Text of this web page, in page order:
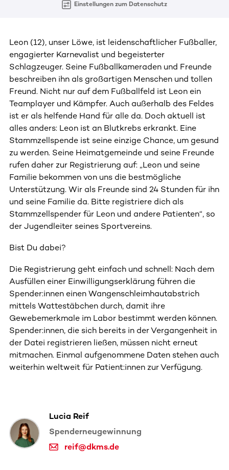
Einstellungen zum Datenschutz
Leon (12), unser Löwe, ist leidenschaftlicher Fußballer,
engagierter Karnevalist und begeisterter
Schlagzeuger. Seine Fußballkameraden und Freunde
beschreiben ihn als großartigen Menschen und tollen
Freund. Nicht nur auf dem Fußballfeld ist Leon ein
Teamplayer und Kämpfer. Auch außerhalb des Feldes
ist er als helfende Hand für alle da. Doch aktuell ist
alles anders: Leon ist an Blutkrebs erkrankt. Eine
Stammzellspende ist seine einzige Chance, um gesund
zu werden. Seine Heimatgemeinde und seine Freunde
rufen daher zur Registrierung auf: „Leon und seine
Familie bekommen von uns die bestmögliche
Unterstützung. Wir als Freunde sind 24 Stunden für ihn
und seine Familie da. Bitte registriere dich als
Stammzellspender für Leon und andere Patienten“, so
der Jugendleiter seines Sportvereins.
Bist Du dabei?
Die Registrierung geht einfach und schnell: Nach dem
Ausfüllen einer Einwilligungserklärung führen die
Spender:innen einen Wangenschleimhautabstrich
mittels Wattestäbchen durch, damit ihre
Gewebemerkmale im Labor bestimmt werden können.
Spender:innen, die sich bereits in der Vergangenheit in
der Datei registrieren ließen, müssen nicht erneut
mitmachen. Einmal aufgenommene Daten stehen auch
weiterhin weltweit für Patient:innen zur Verfügung.
Lucia Reif
Spenderneugewinnung
reif@dkms.de